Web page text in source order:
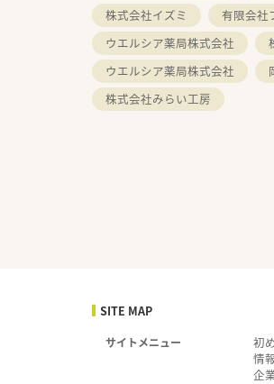
株式会社イズミ
有限会社
ウエルシア薬局株式会社
ウエルシア薬局株式会社
株式会社みらい工房
SITE MAP
サイトメニュー 初
情
企